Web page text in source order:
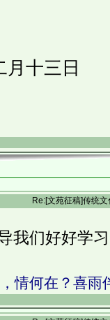
十三日
Re:[文苑征稿]传统
我们好好学
情何在？喜雨